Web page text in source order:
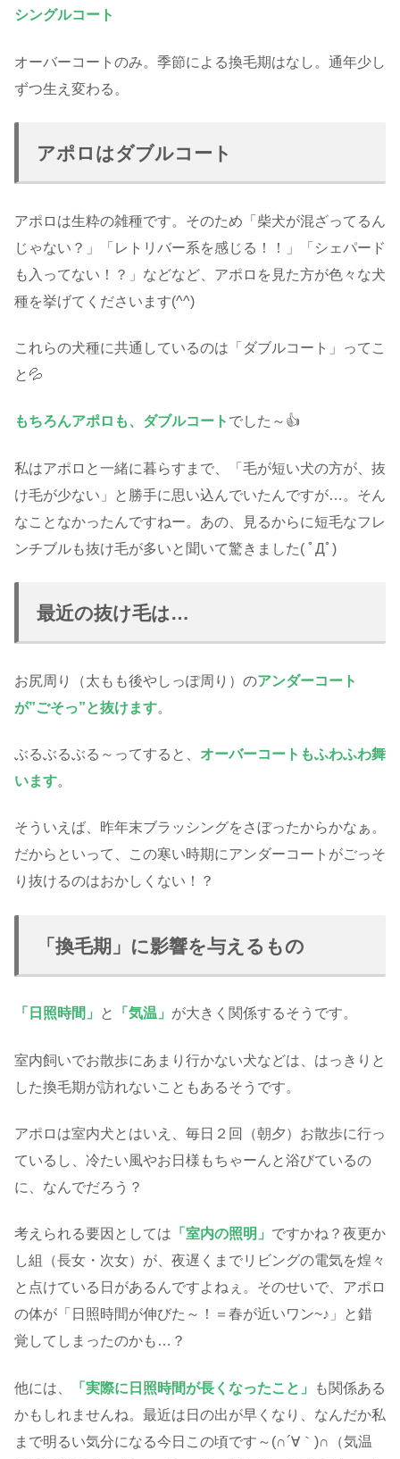
シングルコート
オーバーコートのみ。季節による換毛期はなし。通年少し
ずつ生え変わる。
アポロはダブルコート
アポロは生粋の雑種です。そのため「柴犬が混ざってるん
じゃない？」「レトリバー系を感じる！！」「シェパード
も入ってない！？」などなど、アポロを見た方が色々な犬
種を挙げてくださいます(^^)
これらの犬種に共通しているのは「ダブルコート」ってこ
と💦
もちろんアポロも、ダブルコート でした～👍
私はアポロと一緒に暮らすまで、「毛が短い犬の方が、抜
け毛が少ない」と勝手に思い込んでいたんですが…。そん
なことなかったんですねー。あの、見るからに短毛なフレ
ンチブルも抜け毛が多いと聞いて驚きました( ﾟДﾟ)
最近の抜け毛は…
お尻周り（太もも後やしっぽ周り）のアンダーコート
が”ごそっ”と抜けます。
ぶるぶるぶる～ってすると、 オーバーコートもふわふわ舞
います。
そういえば、昨年末ブラッシングをさぼったからかなぁ。
だからといって、この寒い時期にアンダーコートがごっそ
り抜けるのはおかしくない！？
「換毛期」に影響を与えるもの
「日照時間」 と 「気温」 が大きく関係するそうです。
室内飼いでお散歩にあまり行かない犬などは、はっきりと
した換毛期が訪れないこともあるそうです。
アポロは室内犬とはいえ、毎日２回（朝夕）お散歩に行っ
ているし、冷たい風やお日様もちゃーんと浴びているの
に、なんでだろう？
考えられる要因としては 「室内の照明」 ですかね？夜更か
し組（長女・次女）が、夜遅くまでリビングの電気を煌々
と点けている日があるんですよねぇ。そのせいで、アポロ
の体が「日照時間が伸びた～！＝春が近いワン~♪」と錯
覚してしまったのかも…？
他には、 「実際に日照時間が長くなったこと」
も関係ある
かもしれませんね。最近は日の出が早くなり、なんだか私
まで明るい気分になる今日この頃です～(∩´∀｀)∩（気温